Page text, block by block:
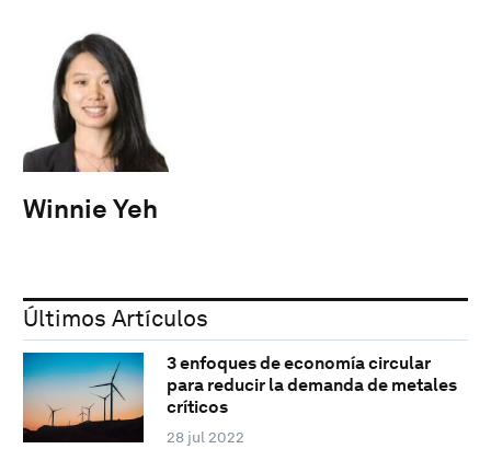
Winnie Yeh
Últimos Artículos
3 enfoques de economía circular
para reducir la demanda de metales
críticos
28 jul 2022